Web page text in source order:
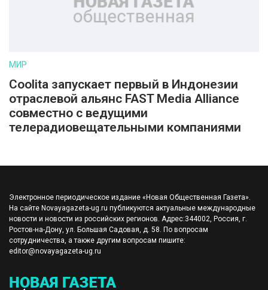
МИР
Coolita запускает первый в Индонезии
отраслевой альянс FAST Media Alliance
совместно с ведущими
телерадиовещательными компаниями
Электронное периодическое издание «Новая Общественная Газета».
На сайте Novayagazeta-ug.ru публикуются актуальные международные
новости и новости из российских регионов. Адрес:344002, Россия, г.
Ростов-на-Дону, ул. Большая Садовая, д. 58. По вопросам
сотрудничества, а также другим вопросам пишите:
editor@novayagazeta-ug.ru